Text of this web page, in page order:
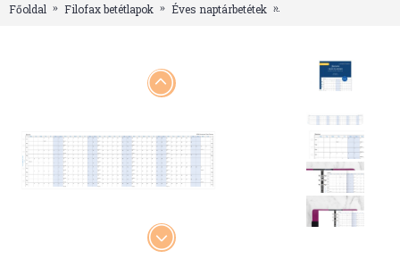
Főoldal Filofax betétlapok Éves naptárbetétek